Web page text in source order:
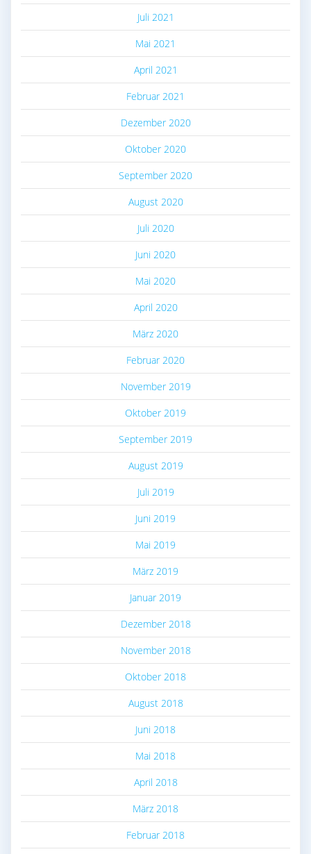
Juli 2021
Mai 2021
April 2021
Februar 2021
Dezember 2020
Oktober 2020
September 2020
August 2020
Juli 2020
Juni 2020
Mai 2020
April 2020
März 2020
Februar 2020
November 2019
Oktober 2019
September 2019
August 2019
Juli 2019
Juni 2019
Mai 2019
März 2019
Januar 2019
Dezember 2018
November 2018
Oktober 2018
August 2018
Juni 2018
Mai 2018
April 2018
März 2018
Februar 2018